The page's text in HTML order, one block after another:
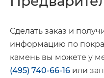
Сделать заказ и
информацию по
камень вы можете у
(495) 740-66-16 или